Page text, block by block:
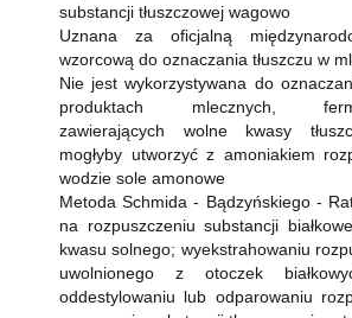
substancji tłuszczowej wagowo
Uznana za oficjalną
wzorcową do oznaczania tłuszczu w
Nie jest wykorzystywana do
produktach mlecznych,
zawierających wolne kwasy
mogłyby utworzyć z amoniakiem
wodzie sole amonowe
Metoda Schmida - Bądzyńskiego -
na rozpuszczeniu substancji
kwasu solnego; wyekstrahowaniu
uwolnionego z otoczek
oddestylowaniu lub odparowaniu